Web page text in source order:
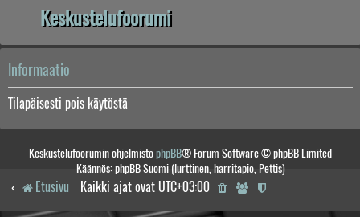
Keskustelufoorumi
Informaatio
Tilapäisesti pois käytöstä
Keskustelufoorumin ohjelmistophpBB® Forum Software © phpBB Limited
Käännös: phpBB Suomi (lurttinen, harritapio, Pettis)
Etusivu Kaikki ajat ovat UTC+03:00